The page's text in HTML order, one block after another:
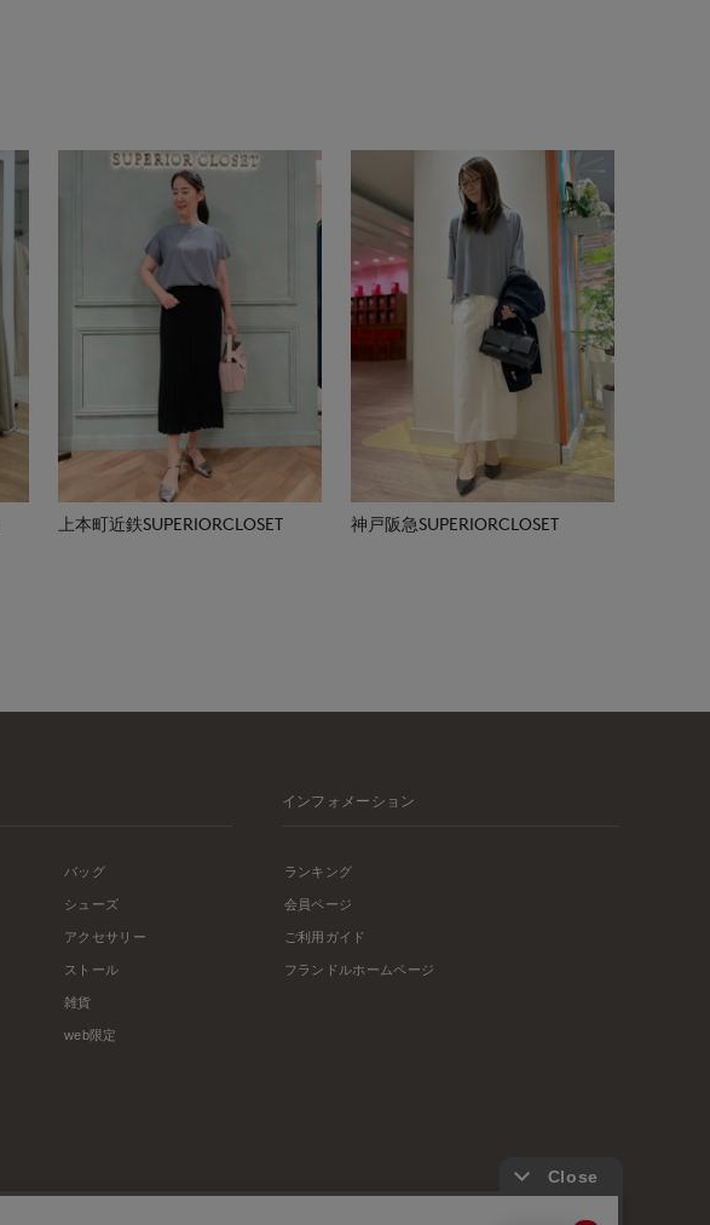
上本町近鉄SUPERIORCLOSET 神戸阪急SUPERIORCLOSET
バッグ
シューズ
アクセサリー
ストール
雑貨
web限定
インフォメーション
ランキング
会員ページ
ご利用ガイド
フランドルホームページ